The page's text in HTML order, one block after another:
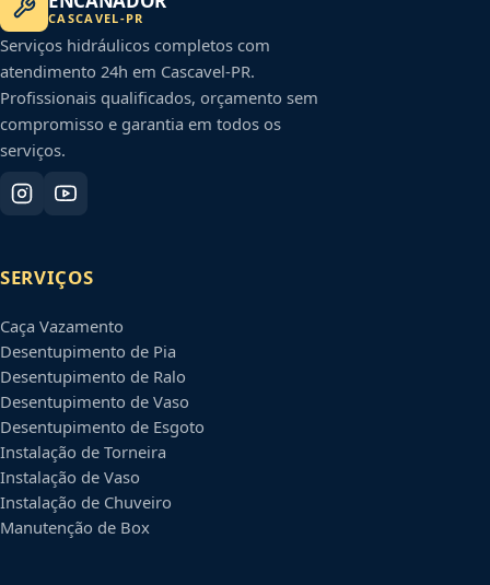
CASCAVEL-PR
Serviços hidráulicos completos com
atendimento 24h em Cascavel-PR.
Profissionais qualificados, orçamento sem
compromisso e garantia em todos os
serviços.
SERVIÇOS
Caça Vazamento
Desentupimento de Pia
Desentupimento de Ralo
Desentupimento de Vaso
Desentupimento de Esgoto
Instalação de Torneira
Instalação de Vaso
Instalação de Chuveiro
Manutenção de Box